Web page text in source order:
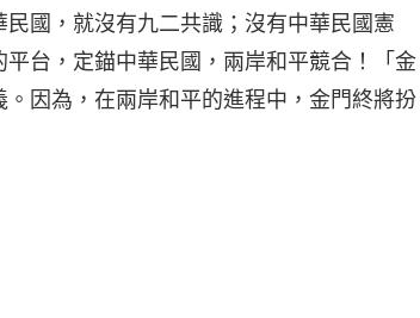
國，就沒有九二共識；沒有中華民國憲
台，定錨中華民國，兩岸和平競合！「金
因為，在兩岸和平的進程中，金門終將扮